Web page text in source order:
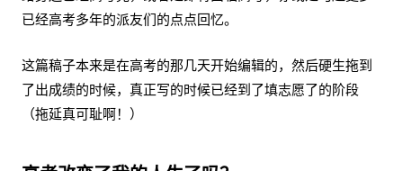
已经高考多年的派友们的点点回忆。
这篇稿子本来是在高考的那几天开始编辑的，然后硬生拖到
了出成绩的时候，真正写的时候已经到了填志愿了的阶段
（拖延真可耻啊！）